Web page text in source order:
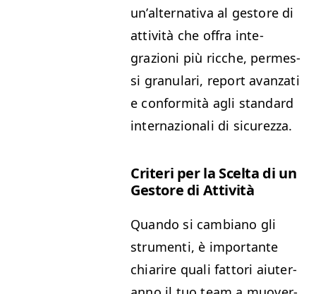
un’al­ter­na­ti­va al gestore di
attiv­ità che offra inte­
grazioni più ric­che, per­me­s­
si gran­u­lari, report avan­za­ti
e con­for­mità agli stan­dard
inter­nazion­ali di sicurezza.
Cri­teri per la Scelta di un
Gestore di Attività
Quan­do si cam­biano gli
stru­men­ti, è impor­tante
chiarire quali fat­tori aiuter­